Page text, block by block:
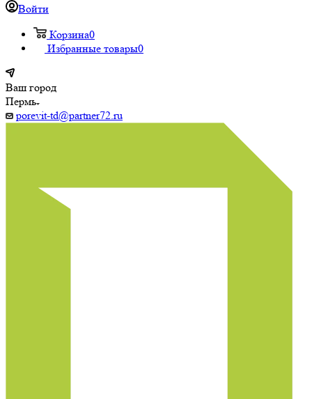
Войти
Корзина0
Избранные товары0
Ваш город
Пермь
porevit-td@partner72.ru